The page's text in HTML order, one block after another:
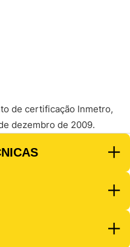
de certificação Inmetro,
dezembro de 2009.